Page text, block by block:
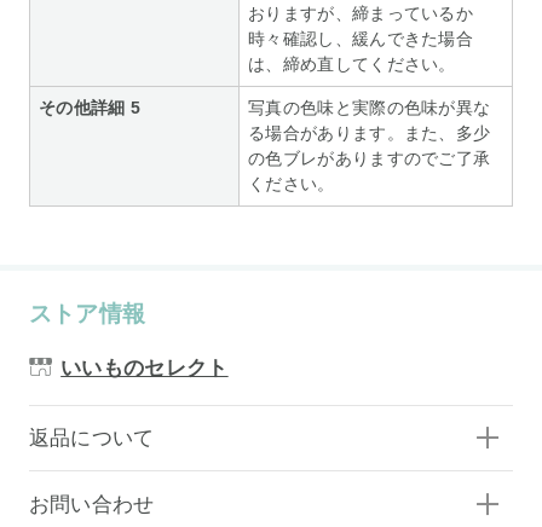
おりますが、締まっているか
時々確認し、緩んできた場合
は、締め直してください。
その他詳細 5
写真の色味と実際の色味が異な
る場合があります。また、多少
の色ブレがありますのでご了承
ください。
ストア情報
いいものセレクト
返品について
お問い合わせ